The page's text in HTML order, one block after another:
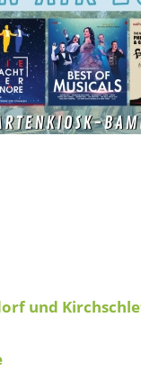
und